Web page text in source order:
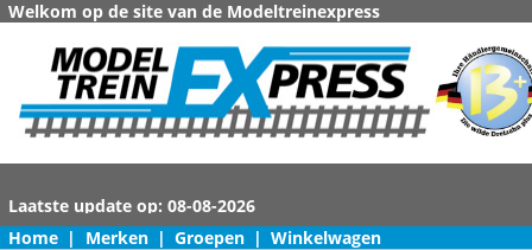
Welkom op de site van de Modeltreinexpress
Home | Merken | Groepen | Winkelwagen